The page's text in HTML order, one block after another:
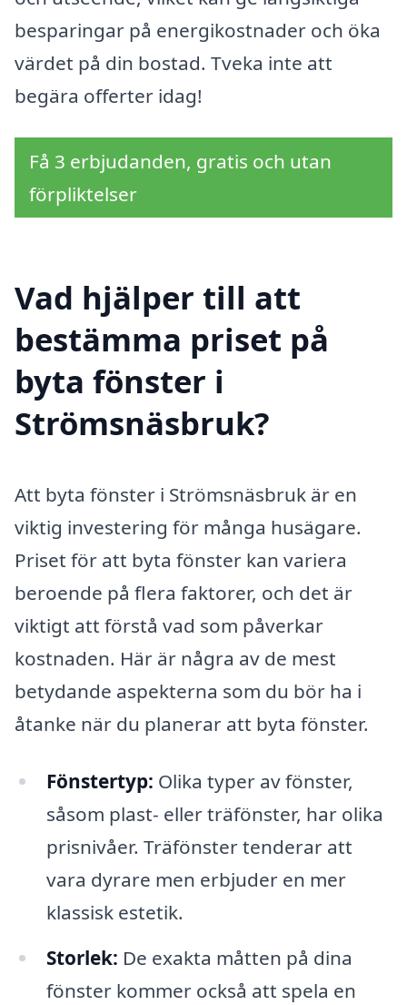
besparingar på energikostnader och öka
värdet på din bostad. Tveka inte att
begära offerter idag!
Få 3 erbjudanden, gratis och utan
förpliktelser
Vad hjälper till att
bestämma priset på
byta fönster i
Strömsnäsbruk?
Att byta fönster i Strömsnäsbruk är en
viktig investering för många husägare.
Priset för att byta fönster kan variera
beroende på flera faktorer, och det är
viktigt att förstå vad som påverkar
kostnaden. Här är några av de mest
betydande aspekterna som du bör ha i
åtanke när du planerar att byta fönster.
Fönstertyp: Olika typer av fönster,
såsom plast- eller träfönster, har olika
prisnivåer. Träfönster tenderar att
vara dyrare men erbjuder en mer
klassisk estetik.
Storlek: De exakta måtten på dina
fönster kommer också att spela en